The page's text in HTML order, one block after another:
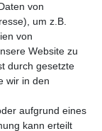
von
um z.B.
von
Website zu
durch gesetzte
wir in den
aufgrund eines
kann erteilt